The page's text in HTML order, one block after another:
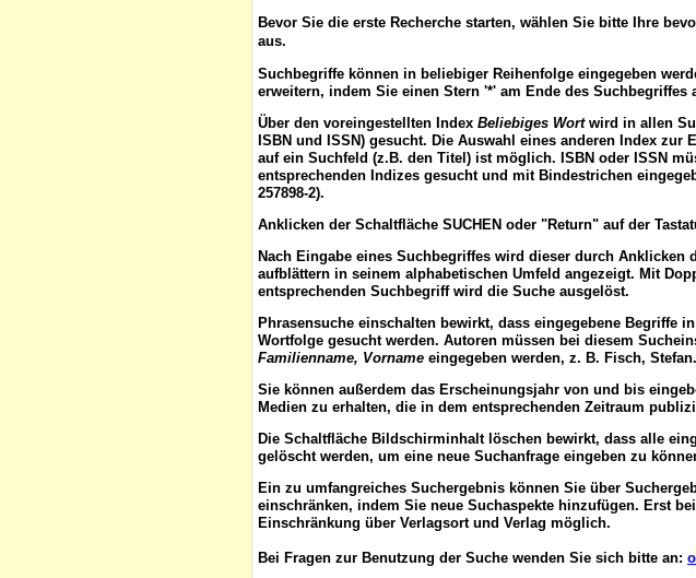
Bevor Sie die erste Recherche starten, wählen Sie bitte Ihre
aus.
Suchbegriffe können in beliebiger Reihenfolge eingegeben
erweitern, indem Sie einen Stern '*' am Ende des Suchbegriffes
Über den voreingestellten Index Beliebiges Wort wird in allen
ISBN und ISSN) gesucht. Die Auswahl eines anderen Index zur
auf ein Suchfeld (z.B. den Titel) ist möglich. ISBN oder ISSN
entsprechenden Indizes gesucht und mit Bindestrichen
257898-2).
Anklicken der Schaltfläche SUCHEN oder "Return" auf der
Nach Eingabe eines Suchbegriffes wird dieser durch Anklicken
aufblättern in seinem alphabetischen Umfeld angezeigt. Mit
entsprechenden Suchbegriff wird die Suche ausgelöst.
Phrasensuche einschalten bewirkt, dass eingegebene Begriffe
Wortfolge gesucht werden. Autoren müssen bei diesem
Familienname, Vorname eingegeben werden, z. B. Fisch, Stefan.
Sie können außerdem das Erscheinungsjahr von und bis
Medien zu erhalten, die in dem entsprechenden Zeitraum
Die Schaltfläche Bildschirminhalt löschen bewirkt, dass alle
gelöscht werden, um eine neue Suchanfrage eingeben zu
Ein zu umfangreiches Suchergebnis können Sie über
einschränken, indem Sie neue Suchaspekte hinzufügen. Erst
Einschränkung über Verlagsort und Verlag möglich.
Bei Fragen zur Benutzung der Suche wenden Sie sich bitte an: